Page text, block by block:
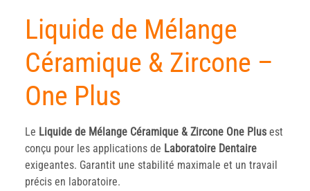
Liquide de Mélange
Céramique & Zircone –
One Plus
Le Liquide de Mélange Céramique & Zircone One Plus est
conçu pour les applications de Laboratoire Dentaire
exigeantes. Garantit une stabilité maximale et un travail
précis en laboratoire.